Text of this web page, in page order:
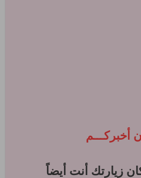
أخبركـــم
زيارتك أنت أيضاً